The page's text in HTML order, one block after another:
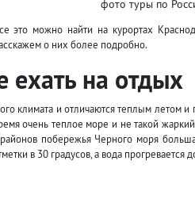
фото туры по
это можно найти на курортах
о них более подробно.
ехать на отдых
климата и отличаются теплым летом и
очень теплое море и не такой
побережья Черного моря
в 30 градусов, а вода прогревается